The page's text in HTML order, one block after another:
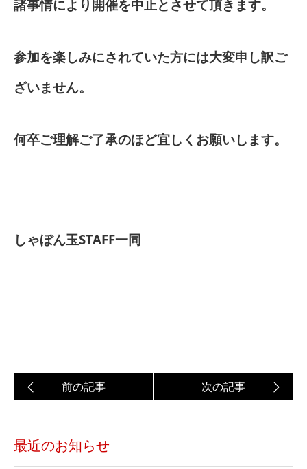
諸事情により開催を中止とさせて頂きます。
参加を楽しみにされていた方には大変申し訳ご
ざいません。
何卒ご理解ご了承のほど宜しくお願いします。
しゃぼん玉STAFF一同
最近のお知らせ